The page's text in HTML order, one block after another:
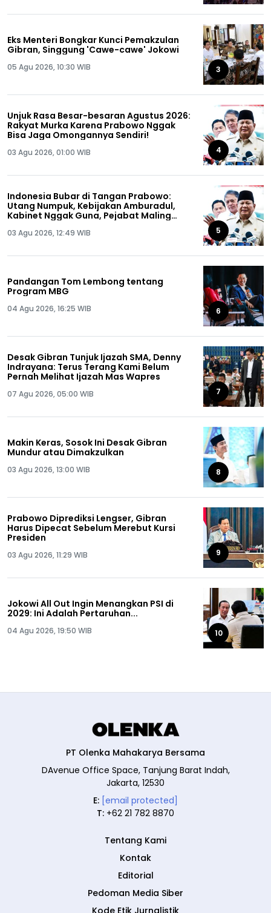
Eks Menteri Bongkar Kunci Pemakzulan
Gibran, Singgung 'Cawe-cawe' Jokowi
05 Agu 2026, 10:30 WIB 3
Unjuk Rasa Besar-besaran Agustus 2026:
Rakyat Murka Karena Prabowo Nggak
Bisa Jaga Omongannya Sendiri!
03 Agu 2026, 01:00 WIB 4
Indonesia Bubar di Tangan Prabowo:
Utang Numpuk, Kebijakan Amburadul,
Kabinet Nggak Guna, Pejabat Maling
03 Agu 2026, 12:49 WIB 5
Pandangan Tom Lembong tentang
Program MBG
04 Agu 2026, 16:25 WIB 6
Desak Gibran Tunjuk Ijazah SMA, Denny
Indrayana: Terus Terang Kami Belum
Pernah Melihat Ijazah Mas Wapres
07 Agu 2026, 05:00 WIB 7
Makin Keras, Sosok Ini Desak Gibran
Mundur atau Dimakzulkan
03 Agu 2026, 13:00 WIB 8
Prabowo Diprediksi Lengser, Gibran
Harus Dipecat Sebelum Merebut Kursi
Presiden
03 Agu 2026, 11:29 WIB 9
Jokowi All Out Ingin Menangkan PSI di
2029: Ini Adalah Pertaruhan...
04 Agu 2026, 19:50 WIB 10
PT Olenka Mahakarya Bersama
DAvenue Office Space, Tanjung Barat Indah,
Jakarta, 12530
E: [email protected]
T: +62 21 782 8870
Tentang Kami
Kontak
Editorial
Pedoman Media Siber
Kode Etik Jurnalistik